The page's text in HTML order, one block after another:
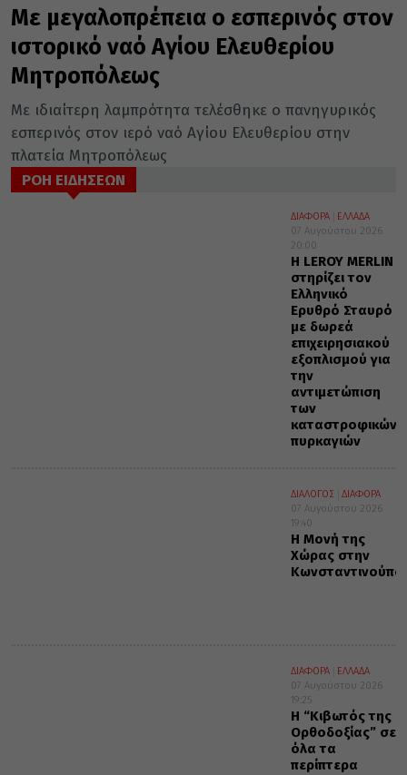
Με μεγαλοπρέπεια ο εσπερινός στον
ιστορικό ναό Αγίου Ελευθερίου
Μητροπόλεως
Με ιδιαίτερη λαμπρότητα τελέσθηκε ο πανηγυρικός
εσπερινός στον ιερό ναό Αγίου Ελευθερίου στην
πλατεία Μητροπόλεως
ΡΟΗ ΕΙΔΗΣΕΩΝ
ΔΙΑΦΟΡΑ
ΕΛΛΑΔΑ
07 Αυγούστου 2026
20:00
Η LEROY MERLIN
στηρίζει τον
Ελληνικό
Ερυθρό Σταυρό
με δωρεά
επιχειρησιακού
εξοπλισμού για
την
αντιμετώπιση
των
καταστροφικών
πυρκαγιών
ΔΙΑΛΟΓΟΣ
ΔΙΑΦΟΡΑ
07 Αυγούστου 2026
19:40
Η Μονή της
Χώρας στην
ΔΙΑΦΟΡΑ
ΕΛΛΑΔΑ
07 Αυγούστου 2026
19:25
Η “Κιβωτός της
Ορθοδοξίας” σε
όλα τα
περίπτερα